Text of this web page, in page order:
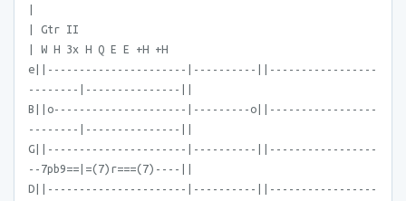
| Gtr II
| W H 3x H Q E E +H +H
e||----------------------|----------||-----------------
--------|---------------||
B||o---------------------|---------o||-----------------
--------|---------------||
G||----------------------|----------||-----------------
--7pb9==|=(7)r===(7)----||
D||----------------------|----------||-----------------